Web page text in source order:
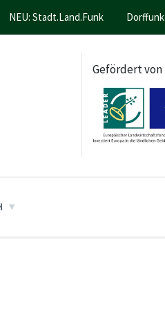
NEU: Stadt.Land.Funk Dorffunk
Gefördert von